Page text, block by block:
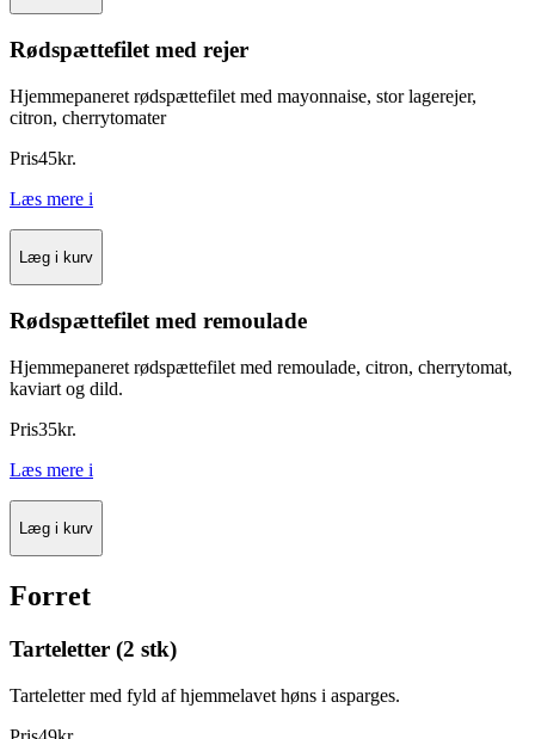
Rødspættefilet med rejer
Hjemmepaneret rødspættefilet med mayonnaise, stor lagerejer,
citron, cherrytomater
Pris45kr.
Læs mere i
Læg i kurv
Rødspættefilet med remoulade
Hjemmepaneret rødspættefilet med remoulade, citron, cherrytomat,
kaviart og dild.
Pris35kr.
Læs mere i
Læg i kurv
Forret
Tarteletter (2 stk)
Tarteletter med fyld af hjemmelavet høns i asparges.